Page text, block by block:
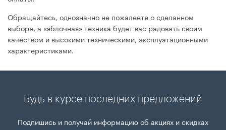
Обращайтесь, однозначно не пожалеете о сделанном
выборе, а «яблочная» техника будет вас радовать своим
качеством и высокими техническими, эксплуатационными
характеристиками.
Будь в курсе последних предложений
Подпишись и получай информацию об акциях и скидках